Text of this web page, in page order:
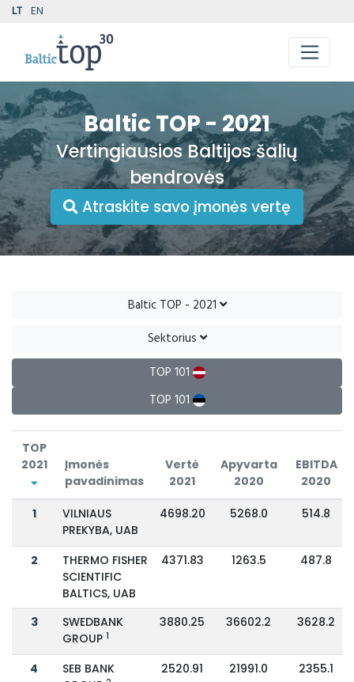
LT EN
Baltic TOP - 2021
Vertingiausios Baltijos šalių
bendrovės
Atraskite savo įmonės vertę
Baltic TOP - 2021
Sektorius
TOP 101
TOP 101
TOP
2021
Įmonės
pavadinimas
Vertė
2021
Apyvarta
2020
EBITDA
2020
1
VILNIAUS
PREKYBA, UAB
4698.20 5268.0 514.8
2
THERMO FISHER
SCIENTIFIC
BALTICS, UAB
4371.83 1263.5 487.8
3
SWEDBANK
GROUP 1
3880.25 36602.2 3628.2
4
SEB BANK
2520.91 21991.0 2355.1